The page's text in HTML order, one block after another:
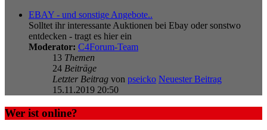
EBAY - und sonstige Angebote..
Solltet ihr interessante Auktionen bei Ebay oder sonstwo
entdecken - tragt es hier ein
Moderator: C4Forum-Team
13 Themen
24 Beiträge
Letzter Beitrag von pseicko Neuester Beitrag
15.11.2019 20:50
Wer ist online?